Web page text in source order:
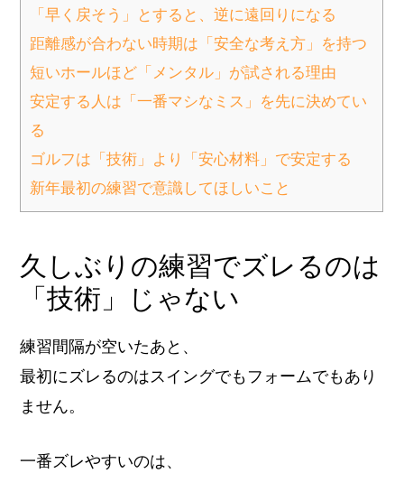
「早く戻そう」とすると、逆に遠回りになる
距離感が合わない時期は「安全な考え方」を持つ
短いホールほど「メンタル」が試される理由
安定する人は「一番マシなミス」を先に決めてい
る
ゴルフは「技術」より「安心材料」で安定する
新年最初の練習で意識してほしいこと
久しぶりの練習でズレるのは
「技術」じゃない
練習間隔が空いたあと、
最初にズレるのはスイングでもフォームでもあり
ません。
一番ズレやすいのは、